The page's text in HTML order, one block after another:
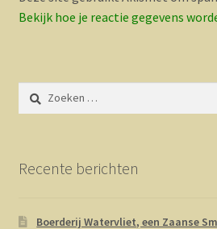
Bekijk hoe je reactie gegevens
Zoeken
naar:
Recente berichten
Boerderij Watervliet, een Zaanse